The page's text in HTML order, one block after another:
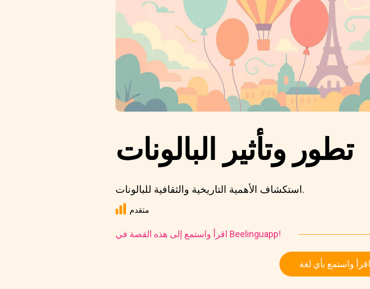
تطور وتأثير البالونات
استكشاف الأهمية التاريخية والثقافية للبالونات.
متقدم
اقرأ واستمع إلى هذه القصة في Beelinguapp!
اقرأ واستمع بأي لغة